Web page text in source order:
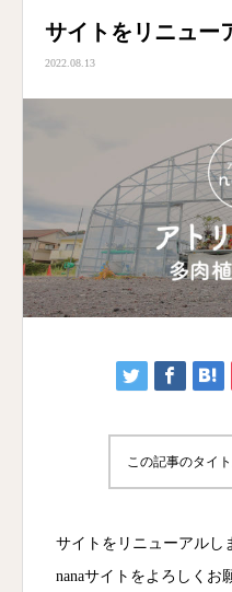
サイトをリニュー
2022.08.13
この記事のタイ
サイトをリニューアルし
nanaサイトをよろしくお